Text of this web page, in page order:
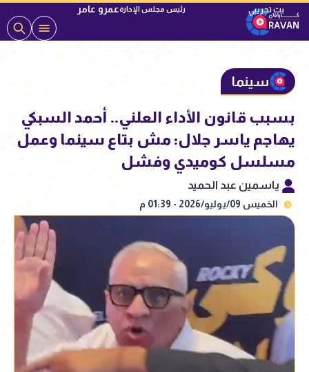
رئيس مجلس الإدارةعمرو عامر
سينما
بسبب قانون الأداء العلني.. أحمد السبكي
يهاجم ياسر جلال: مش بتاع سينما وعمل
مسلسل كوميدي وفشل
ياسمين عبد الحميد
الخميس 09/يوليو/2026 - 01:39 م